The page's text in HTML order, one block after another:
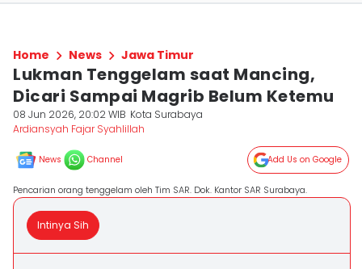
Home News Jawa Timur
Lukman Tenggelam saat Mancing,
Dicari Sampai Magrib Belum Ketemu
08 Jun 2026, 20:02 WIB Kota Surabaya
Ardiansyah Fajar Syahlillah
News Channel Add Us on Google
Pencarian orang tenggelam oleh Tim SAR. Dok. Kantor SAR Surabaya.
Intinya Sih